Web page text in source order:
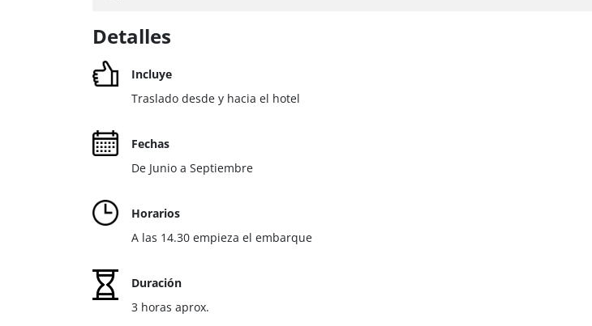
Detalles
Incluye
Traslado desde y hacia el hotel
Fechas
De Junio a Septiembre
Horarios
A las 14.30 empieza el embarque
Duración
3 horas aprox.